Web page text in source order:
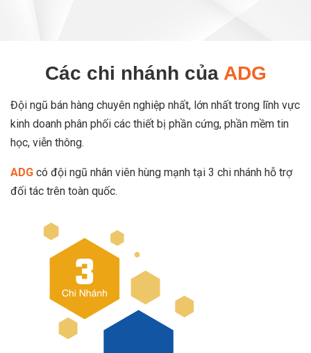
Các chi nhánh của ADG
Đội ngũ bán hàng chuyên nghiệp nhất, lớn nhất trong lĩnh vực
kinh doanh phân phối các thiết bị phần cứng, phần mềm tin
học, viễn thông.
ADG có đội ngũ nhân viên hùng mạnh tại 3 chi nhánh hỗ trợ
đối tác trên toàn quốc.